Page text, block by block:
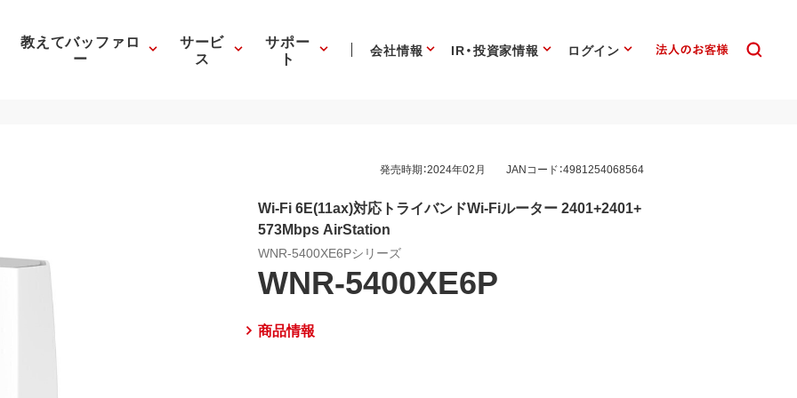
教えてバッファロ
ー
サービ
ス
サポー
ト 会社情報 IR・投資家情報 ログイン
発売時期：2024年02月 JANコード：4981254068564
Wi-Fi 6E(11ax)対応トライバンドWi-Fiルーター 2401+2401+
573Mbps AirStation
WNR-5400XE6Pシリーズ
WNR-5400XE6P
商品情報